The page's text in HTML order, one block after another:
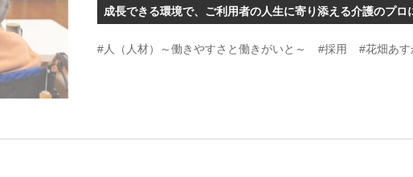
成長できる環境で、ご利用者の人生に寄り添える介護のプロ
#人（人材）～働きやすさと働きがいと～ #採用 #花畑あす